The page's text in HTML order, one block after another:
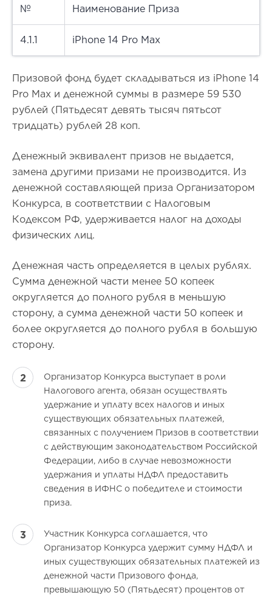
№ Наименование Приза
4.1.1 iPhone 14 Рro Мax
Призовой фонд будет складываться из iPhone 14
Рro Мax и денежной суммы в размере 59 530
рублей (Пятьдесят девять тысяч пятьсот
тридцать) рублей 28 коп.
Денежный эквивалент призов не выдается,
замена другими призами не производится. Из
денежной составляющей приза Организатором
Конкурса, в соответствии с Налоговым
Кодексом РФ, удерживается налог на доходы
физических лиц.
Денежная часть определяется в целых рублях.
Сумма денежной части менее 50 копеек
округляется до полного рубля в меньшую
сторону, а сумма денежной части 50 копеек и
более округляется до полного рубля в большую
сторону.
Организатор Конкурса выступает в роли
Налогового агента, обязан осуществлять
удержание и уплату всех налогов и иных
существующих обязательных платежей,
связанных с получением Призов в соответствии
с действующим законодательством Российской
Федерации, либо в случае невозможности
удержания и уплаты НДФЛ предоставить
сведения в ИФНС о победителе и стоимости
приза.
Участник Конкурса соглашается, что
Организатор Конкурса удержит сумму НДФЛ и
иных существующих обязательных платежей из
денежной части Призового фонда,
превышающую 50 (Пятьдесят) процентов от